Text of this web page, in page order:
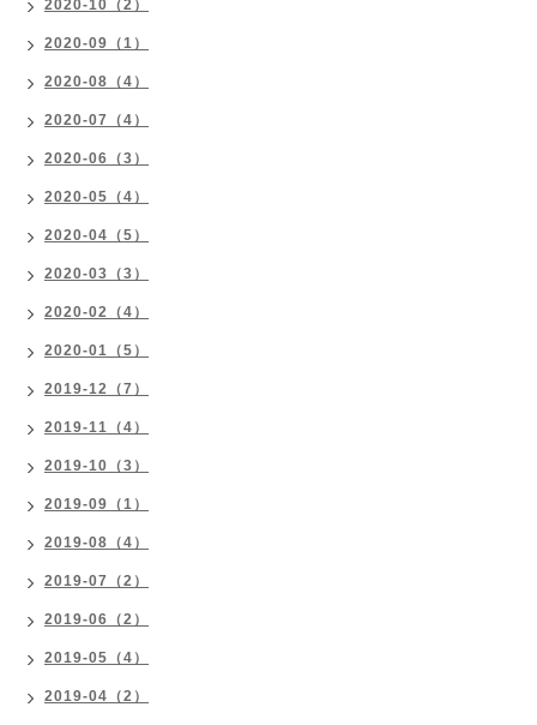
2020-10（2）
2020-09（1）
2020-08（4）
2020-07（4）
2020-06（3）
2020-05（4）
2020-04（5）
2020-03（3）
2020-02（4）
2020-01（5）
2019-12（7）
2019-11（4）
2019-10（3）
2019-09（1）
2019-08（4）
2019-07（2）
2019-06（2）
2019-05（4）
2019-04（2）